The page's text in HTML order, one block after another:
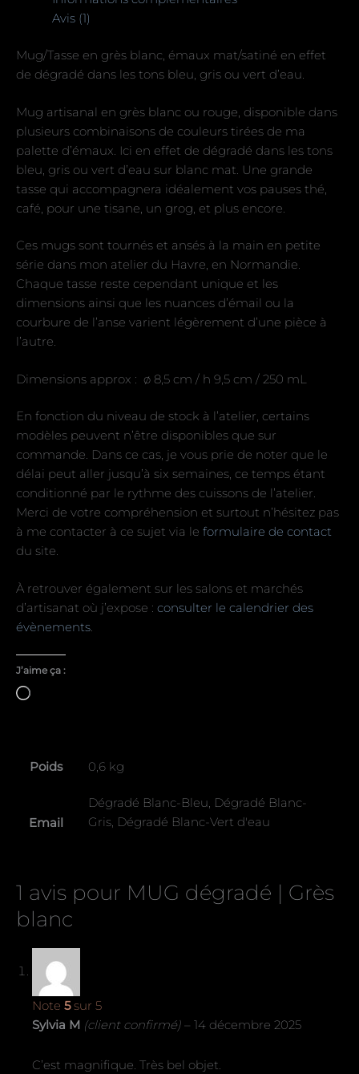
Avis (1)
Mug/Tasse en grès blanc, émaux mat/satiné en effet
de dégradé dans les tons bleu, gris ou vert d’eau.
Mug artisanal en grès blanc ou rouge, disponible dans
plusieurs combinaisons de couleurs tirées de ma
palette d’émaux. Ici en effet de dégradé dans les tons
bleu, gris ou vert d’eau sur blanc mat. Une grande
tasse qui accompagnera idéalement vos pauses thé,
café, pour une tisane, un grog, et plus encore.
Ces mugs sont tournés et ansés à la main en petite
série dans mon atelier du Havre, en Normandie.
Chaque tasse reste cependant unique et les
dimensions ainsi que les nuances d’émail ou la
courbure de l’anse varient légèrement d’une pièce à
l’autre.
Dimensions approx : ø 8,5 cm / h 9,5 cm / 250 mL
En fonction du niveau de stock à l’atelier, certains
modèles peuvent n’être disponibles que sur
commande. Dans ce cas, je vous prie de noter que le
délai peut aller jusqu’à six semaines, ce temps étant
conditionné par le rythme des cuissons de l’atelier.
Merci de votre compréhension et surtout n’hésitez pas
à me contacter à ce sujet via le formulaire de contact
du site.
À retrouver également sur les salons et marchés
d’artisanat où j’expose : consulter le calendrier des
évènements
J’aime ça :
Chargement…
Poids 0,6 kg
Email
Dégradé Blanc-Bleu, Dégradé Blanc-
Gris, Dégradé Blanc-Vert d'eau
1 avis pour MUG dégradé | Grès
blanc
Note 5sur 5
Sylvia M (client confirmé) – 14 décembre 2025
C’est magnifique. Très bel objet.